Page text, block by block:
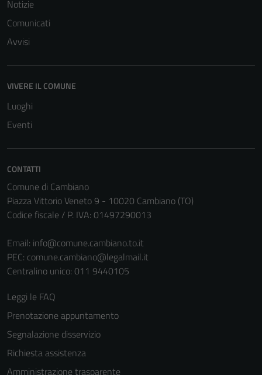
Notizie
Comunicati
Avvisi
VIVERE IL COMUNE
Luoghi
Eventi
CONTATTI
Comune di Cambiano
Piazza Vittorio Veneto 9 - 10020 Cambiano (TO)
Codice fiscale / P. IVA: 01497290013
Email: info@comune.cambiano.to.it
PEC: comune.cambiano@legalmail.it
Centralino unico: 011 9440105
Leggi le FAQ
Prenotazione appuntamento
Segnalazione disservizio
Richiesta assistenza
Amministrazione trasparente